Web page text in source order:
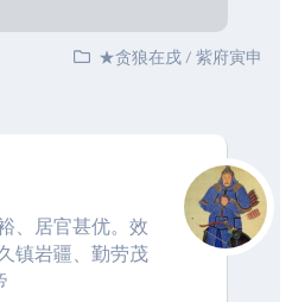
★贪狼在戌/紫府寅申
、居官甚优。效
镇岩疆、勤劳茂